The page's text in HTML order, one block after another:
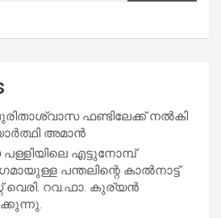
ഫണ്ടിലേക്ക് നൽകി
അമാൻ
പള്ളിയിലെ എട്ടുനോമ്പ്
പന്തലിന്റെ കാൽനാട്ട്
വെരി. റവ.ഫാ. കുര്യൻ